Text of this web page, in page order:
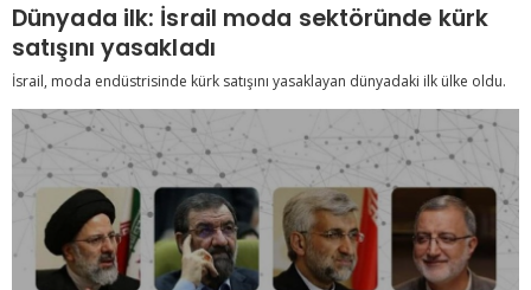
Dünyada ilk: İsrail moda sektöründe kürk
satışını yasakladı
İsrail, moda endüstrisinde kürk satışını yasaklayan dünyadaki ilk ülke oldu.